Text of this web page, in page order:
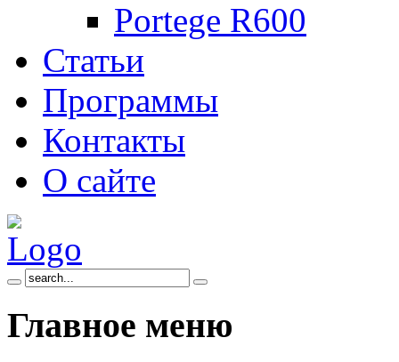
Portege R600
Статьи
Программы
Контакты
О сайте
Главное меню